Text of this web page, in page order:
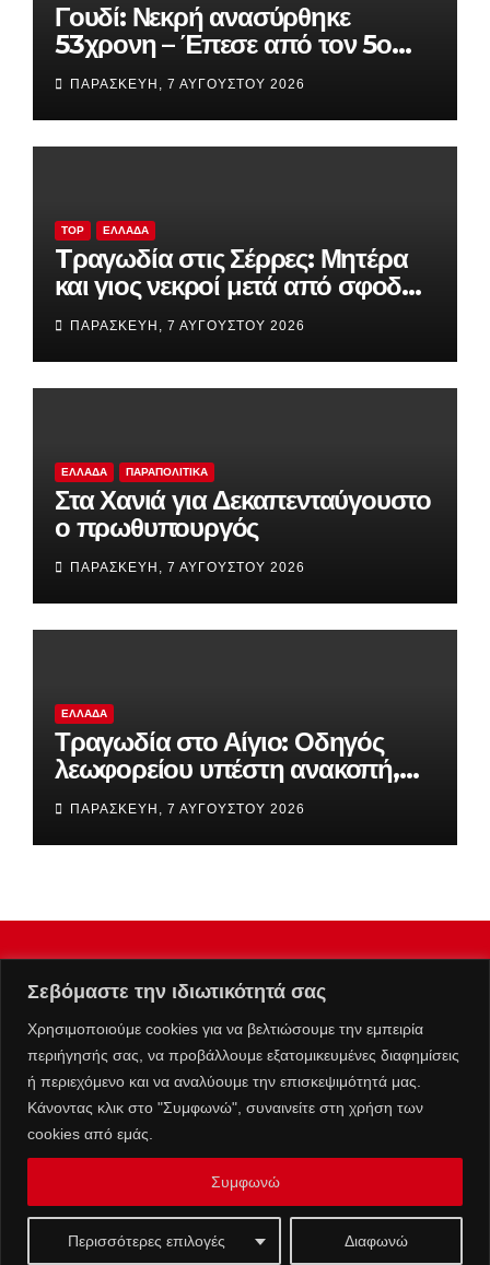
Σεβόμαστε την ιδιωτικότητά σας
Χρησιμοποιούμε cookies για να βελτιώσουμε την εμπειρία
περιήγησής σας, να προβάλλουμε εξατομικευμένες διαφημίσεις
ή περιεχόμενο και να αναλύουμε την επισκεψιμότητά μας.
Κάνοντας κλικ στο "Συμφωνώ", συναινείτε στη χρήση των
cookies από εμάς.
Περισσότερες επιλογές Διαφωνώ
Συμφωνώ
Γουδί: Νεκρή ανασύρθηκε
53χρονη – Έπεσε από τον 5ο
όροφο πολυκατοικίας
ΠΑΡΑΣΚΕΥΉ, 7 ΑΥΓΟΎΣΤΟΥ 2026
TOP ΕΛΛΆΔΑ
Tραγωδία στις Σέρρες: Μητέρα
και γιος νεκροί μετά από σφοδρή
σύγκρουση φορτηγού με ΙΧ
(βίντεο)
ΠΑΡΑΣΚΕΥΉ, 7 ΑΥΓΟΎΣΤΟΥ 2026
ΕΛΛΆΔΑ ΠΑΡΑΠΟΛΙΤΙΚΆ
Στα Χανιά για Δεκαπενταύγουστο
ο πρωθυπουργός
ΠΑΡΑΣΚΕΥΉ, 7 ΑΥΓΟΎΣΤΟΥ 2026
ΕΛΛΆΔΑ
Τραγωδία στο Αίγιο: Οδηγός
λεωφορείου υπέστη ανακοπή,
έχασε τον έλεγχο και έπεσε πάνω
σε ΙΧ
ΠΑΡΑΣΚΕΥΉ, 7 ΑΥΓΟΎΣΤΟΥ 2026
info@kolafos.gr
Ταυτότητα Πολιτική Απορρήτου Όροι Χρήσης